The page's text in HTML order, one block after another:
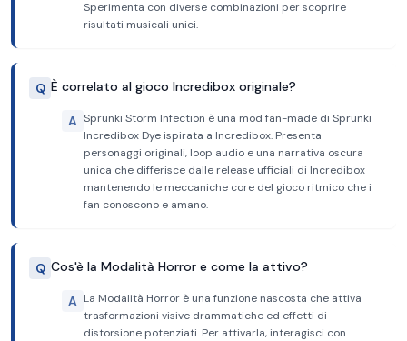
Sperimenta con diverse combinazioni per scoprire
risultati musicali unici.
Q È correlato al gioco Incredibox originale?
A Sprunki Storm Infection è una mod fan-made di Sprunki
Incredibox Dye ispirata a Incredibox. Presenta
personaggi originali, loop audio e una narrativa oscura
unica che differisce dalle release ufficiali di Incredibox
mantenendo le meccaniche core del gioco ritmico che i
fan conoscono e amano.
Q Cos'è la Modalità Horror e come la attivo?
A La Modalità Horror è una funzione nascosta che attiva
trasformazioni visive drammatiche ed effetti di
distorsione potenziati. Per attivarla, interagisci con